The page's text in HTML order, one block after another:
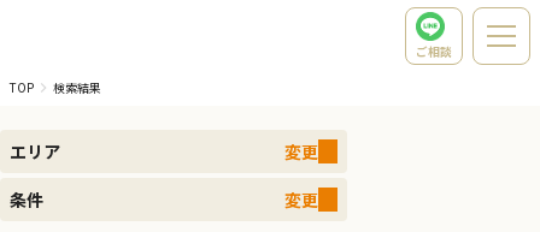
ご相談
TOP
検索結果
エリア
変更
条件
変更